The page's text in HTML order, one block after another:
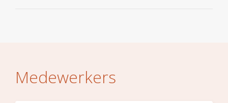
Medewerkers